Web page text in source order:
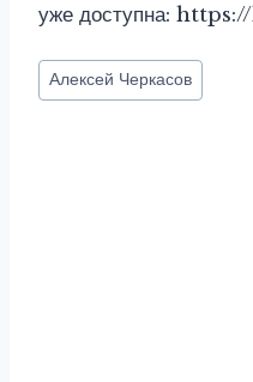
уже доступна:
Метки
записи:
Алексей Черкасов